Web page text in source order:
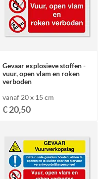
Gevaar explosieve stoffen -
vuur, open vlam en roken
verboden
vanaf 20 x 15 cm
€ 20,50